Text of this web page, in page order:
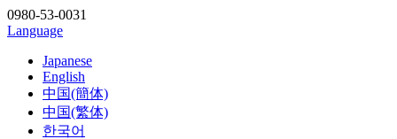
0980-53-0031
Language
Japanese
English
中国(簡体)
中国(繁体)
한국어